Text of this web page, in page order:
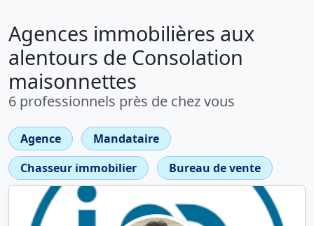
Agences immobilières aux
alentours de Consolation
maisonnettes
6 professionnels près de chez vous
Agence
Mandataire
Chasseur immobilier
Bureau de vente